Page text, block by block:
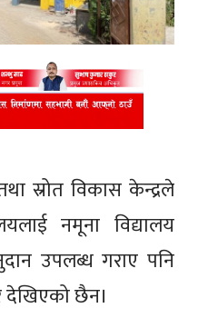
स्रोत विकास केन्द्रले
नमूना विद्यालय
उपलब्ध गराए पनि
देखिएको छैन।